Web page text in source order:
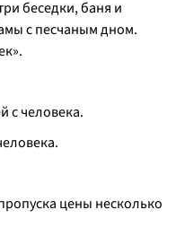
беседки, баня и
с песчаным дном.
с человека.
цены несколько